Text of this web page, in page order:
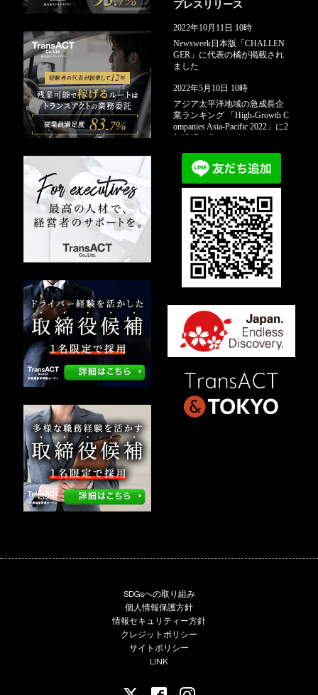
SDGsへの取り組み
個人情報保護方針
情報セキュリティー方針
クレジットポリシー
サイトポリシー
LINK